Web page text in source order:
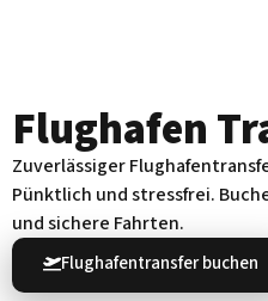
Flughafen
Zuverlässiger
Pünktlich und stressfrei.
und sichere Fahrten.
Flughafentransfer buchen